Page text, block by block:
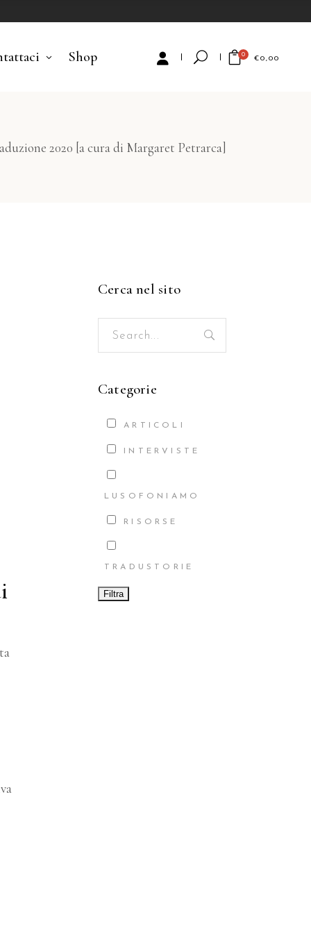
Shop 0 €0,00
2020 [a cura di Margaret Petrarca]
Cerca nel sito
Search
Categorie
ARTICOLI
INTERVISTE
LUSOFONIAMO
RISORSE
TRADUSTORIE